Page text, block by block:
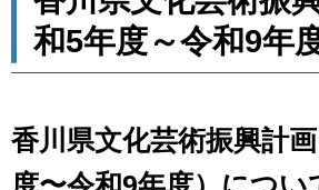
和5年度～令和9年度
香川県文化芸術振興計